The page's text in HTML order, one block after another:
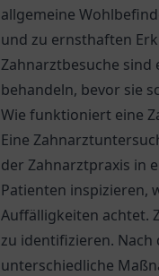
allgemeine
und zu ernsthaften
Zahnarztbesuche sind
behandeln, bevor sie
Wie funktioniert eine
Eine
der Zahnarztpraxis in
Patienten inspizieren,
Auffälligkeiten achtet.
zu identifizieren.
unterschiedliche